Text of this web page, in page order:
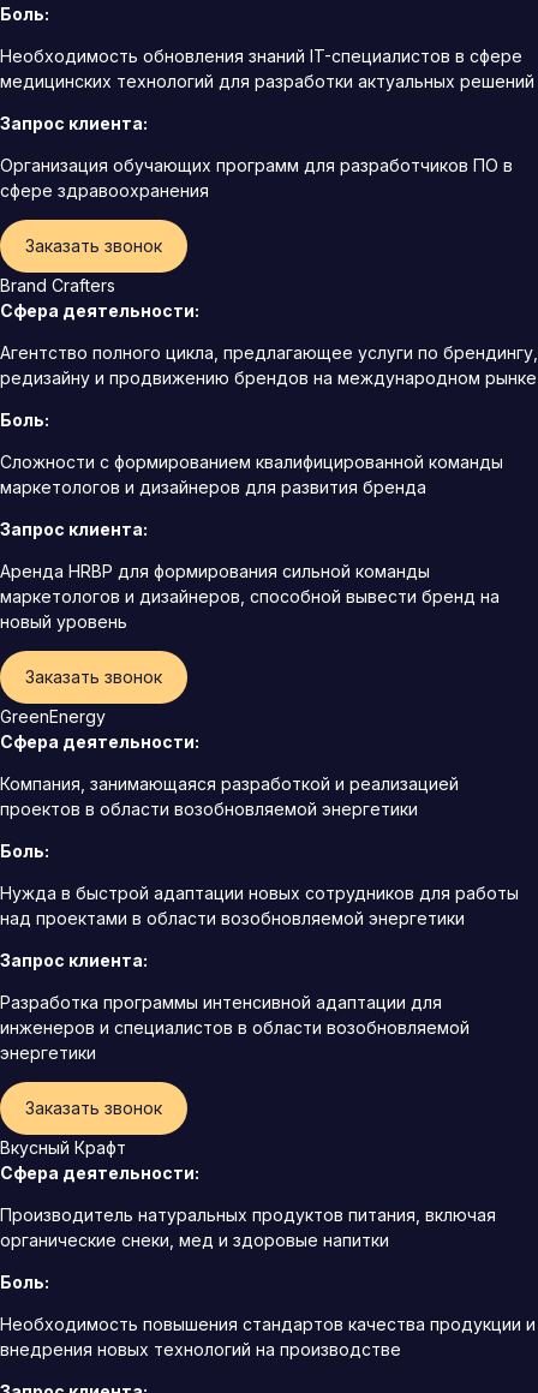
Боль:
Необходимость обновления знаний IT-специалистов в сфере
медицинских технологий для разработки актуальных решений
Запрос клиента:
Организация обучающих программ для разработчиков ПО в
сфере здравоохранения
Заказать звонок
Brand Crafters
Сфера деятельности:
Агентство полного цикла, предлагающее услуги по брендингу,
редизайну и продвижению брендов на международном рынке
Боль:
Сложности с формированием квалифицированной команды
маркетологов и дизайнеров для развития бренда
Запрос клиента:
Аренда HRBP для формирования сильной команды
маркетологов и дизайнеров, способной вывести бренд на
новый уровень
Заказать звонок
GreenEnergy
Сфера деятельности:
Компания, занимающаяся разработкой и реализацией
проектов в области возобновляемой энергетики
Боль:
Нужда в быстрой адаптации новых сотрудников для работы
над проектами в области возобновляемой энергетики
Запрос клиента:
Разработка программы интенсивной адаптации для
инженеров и специалистов в области возобновляемой
энергетики
Заказать звонок
Вкусный Крафт
Сфера деятельности:
Производитель натуральных продуктов питания, включая
органические снеки, мед и здоровые напитки
Боль:
Необходимость повышения стандартов качества продукции и
внедрения новых технологий на производстве